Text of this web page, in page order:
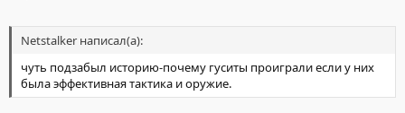
Netstalker написал(а):
чуть подзабыл историю-почему гуситы проиграли если у них
была эффективная тактика и оружие.